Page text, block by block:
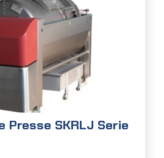
Presse SKRLJ Serie